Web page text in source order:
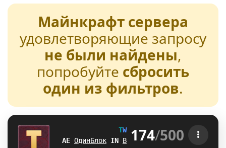
Майнкрафт сервера
удовлетворяющие запросу
не были найдены,
попробуйте сбросить
один из фильтров.
TW NT UR E
[1.21-26.2]
FJ ОдинБлок F\ Выживание XA БедВарс
174/500